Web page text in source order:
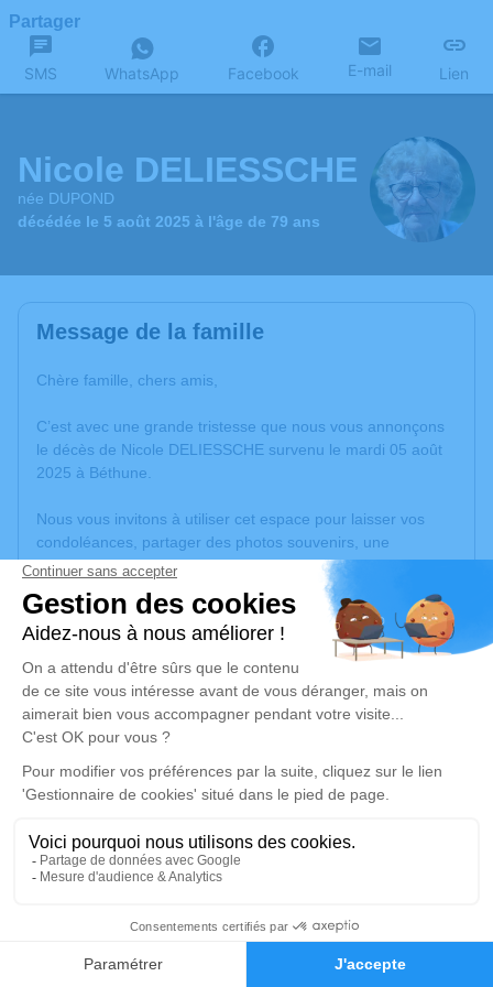
Faire-part Hommages
Partager
SMS WhatsApp Facebook E-mail Lien
Nicole DELIESSCHE
née DUPOND
décédée le 5 août 2025 à l'âge de 79 ans
Message de la famille
Chère famille, chers amis,
C’est avec une grande tristesse que nous vous annonçons
le décès de Nicole DELIESSCHE survenu le mardi 05 août
2025 à Béthune.
Nous vous invitons à utiliser cet espace pour laisser vos
condoléances, partager des photos souvenirs, une
anecdote ou exprimer vos pensées à travers des poèmes
ou des textes. Cet endroit est un lieu d'expression dédié à
honorer la mémoire de Nicole DELIESSCHE.
Un service de plantation d’arbre hommage estdisponible
lundi 11 août 2025 à 10h30
Église Saint-Vaast de La Bassée
3, Rue Pauline Houdoye